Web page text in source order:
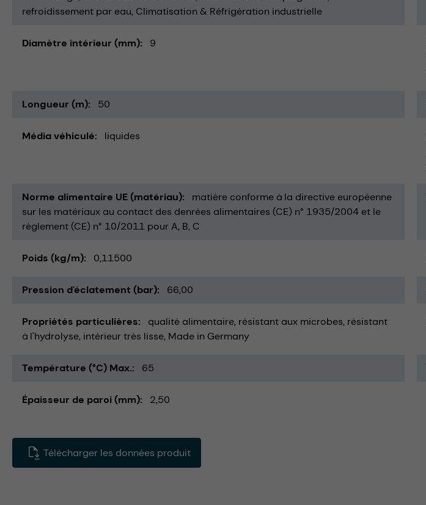
refroidissement par eau Climatisation & Réfrigération industrielle
Diamètre intérieur (mm) 9
Longueur (m) 50
Média véhiculé liquides
Norme alimentaire UE (matériau)
matière conforme à la directive européenne
sur les matériaux au contact des denrées alimentaires (CE) n° 1935/2004 et le
règlement (CE) n° 10/2011 pour A, B, C
Poids (kg/m) 0,11500
Pression d'éclatement (bar) 66,00
Propriétés particulières qualité alimentaire résistant aux microbes résistant
à l'hydrolyse intérieur très lisse Made in Germany
Température (°C) Max. 65
Épaisseur de paroi (mm) 2,50
Télécharger les données produit